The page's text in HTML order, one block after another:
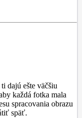
dajú ešte väčšiu
každá fotka mala
spracovania obrazu
späť.